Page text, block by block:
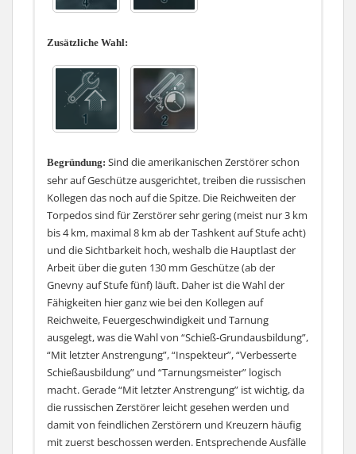
Zusätzliche Wahl:
Begründung: Sind die amerikanischen Zerstörer schon
sehr auf Geschütze ausgerichtet, treiben die russischen
Kollegen das noch auf die Spitze. Die Reichweiten der
Torpedos sind für Zerstörer sehr gering (meist nur 3 km
bis 4 km, maximal 8 km ab der Tashkent auf Stufe acht)
und die Sichtbarkeit hoch, weshalb die Hauptlast der
Arbeit über die guten 130 mm Geschütze (ab der
Gnevny auf Stufe fünf) läuft. Daher ist die Wahl der
Fähigkeiten hier ganz wie bei den Kollegen auf
Reichweite, Feuergeschwindigkeit und Tarnung
ausgelegt, was die Wahl von “Schieß-Grundausbildung”,
“Mit letzter Anstrengung”, “Inspekteur”, “Verbesserte
Schießausbildung” und “Tarnungsmeister” logisch
macht. Gerade “Mit letzter Anstrengung” ist wichtig, da
die russischen Zerstörer leicht gesehen werden und
damit von feindlichen Zerstörern und Kreuzern häufig
mit zuerst beschossen werden. Entsprechende Ausfälle